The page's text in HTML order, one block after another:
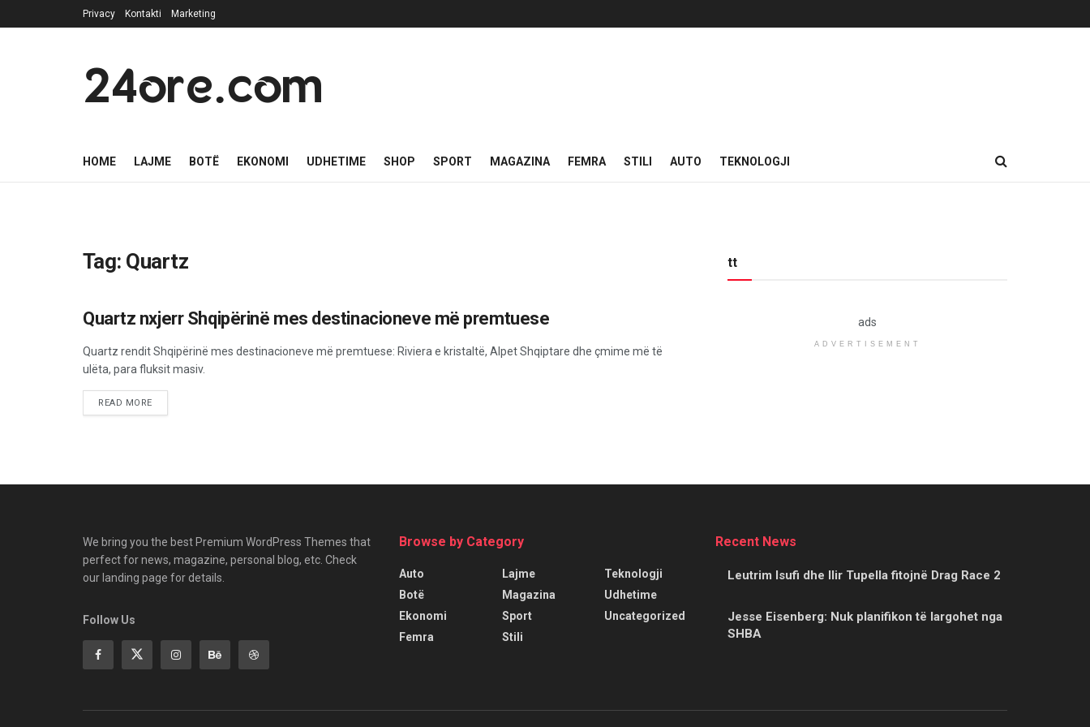
Privacy Kontakti Marketing
24ore.com
HOME LAJME BOTË EKONOMI UDHETIME SHOP SPORT MAGAZINA FEMRA STILI AUTO TEKNOLOGJI
Tag: Quartz
BOTË
Quartz nxjerr Shqipërinë mes destinacioneve më premtuese
Quartz rendit Shqipërinë mes destinacioneve më premtuese: Riviera e kristaltë, Alpet Shqiptare dhe çmime më të
ulëta, para fluksit masiv.
READ MORE
tt
ads
ADVERTISEMENT
We bring you the best Premium WordPress Themes that
perfect for news, magazine, personal blog, etc. Check
our landing page for details.
Follow Us
Browse by Category
Auto
Botë
Ekonomi
Femra
Lajme
Magazina
Sport
Stili
Teknologji
Udhetime
Uncategorized
Recent News
Leutrim Isufi dhe Ilir Tupella fitojnë Drag Race 2
Jesse Eisenberg: Nuk planifikon të largohet nga
SHBA